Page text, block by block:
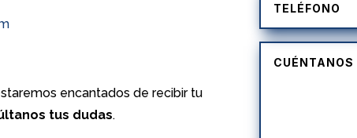
encantados de recibir tu
tus dudas.